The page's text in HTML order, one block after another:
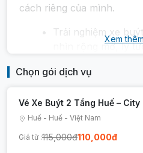
cách riêng của mình.
Trải nghiệm xe
nhìn rộng mở, lý
Tham quan hàng
như Kinh Thành
Trường Tiền và
lịch sử đặc sắc khác.
Tận hưởng hệ
Xem thêm
Chọn gói dịch vụ
Vé Xe Buýt 2 Tầng Huế – City
Huế - Huế - Việt Nam
Giá từ :115,000đ110,000đ